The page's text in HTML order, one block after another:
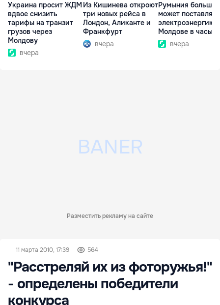
Украина просит ЖДМ
вдвое снизить
тарифы на транзит
грузов через
Молдову
вчера
Из Кишинева откроют
три новых рейса в
Лондон, Аликанте и
Франкфурт
вчера
Румыния больше
может поставлять
электроэнергию
Молдове в часы
вчера
Разместить рекламу на сайте
11 марта 2010, 17:39 564
"Расстреляй их из фоторужья!"
- определены победители
конкурса